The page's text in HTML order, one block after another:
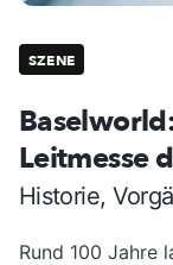
SZENE
Leitmesse
Historie,
Rund 100 Jahre